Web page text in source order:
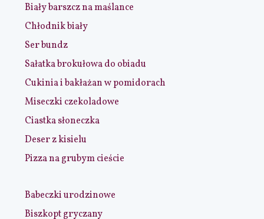
Biały barszcz na maślance
Chłodnik biały
Ser bundz
Sałatka brokułowa do obiadu
Cukinia i bakłażan w pomidorach
Miseczki czekoladowe
Ciastka słoneczka
Deser z kisielu
Pizza na grubym cieście
Babeczki urodzinowe
Biszkopt gryczany